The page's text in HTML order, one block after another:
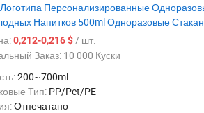
Персонализированные
Напитков 500ml Одноразовые
0,212-0,216 $/ шт.
Заказ: 10 000 Куски
200~700ml
Тип: PP/Pet/PE
Отпечатано